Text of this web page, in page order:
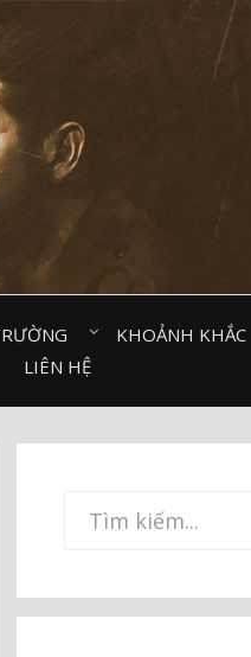
KHOẢNH KHẮC⠀
LIÊN HỆ
Tìm